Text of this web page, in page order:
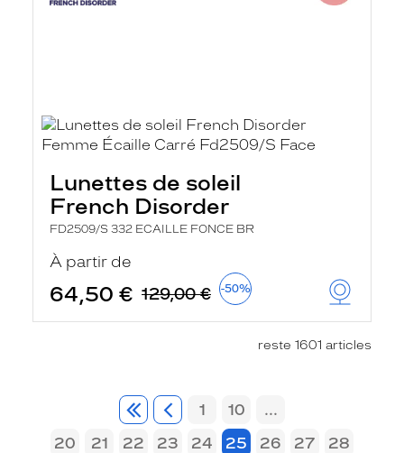
Lunettes de soleil
French Disorder
FD2509/S 332 ECAILLE FONCE BR
À partir de
64,50 € 129,00 € -50%
reste 1601 articles
1 10
...
20
21 22 23 24 25 26 27
28